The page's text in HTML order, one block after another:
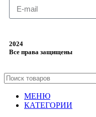
2024
Все права защищены
МЕНЮ
КАТЕГОРИИ